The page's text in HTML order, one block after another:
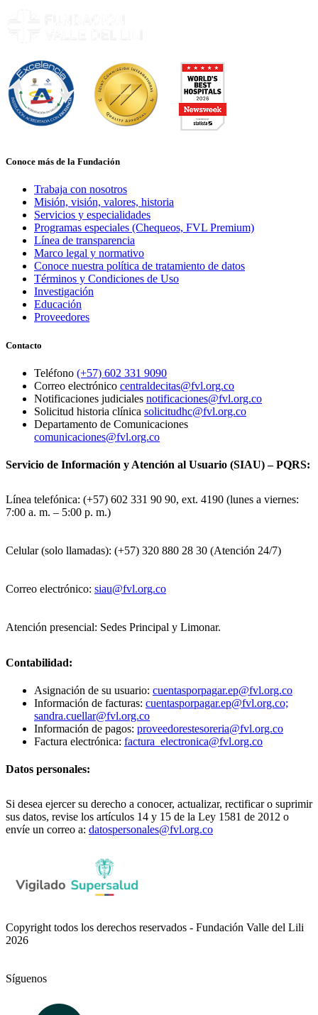
Conoce más de la Fundación
Trabaja con nosotros
Misión, visión, valores, historia
Servicios y especialidades
Programas especiales (Chequeos, FVL Premium)
Línea de transparencia
Marco legal y normativo
Conoce nuestra política de tratamiento de datos
Términos y Condiciones de Uso
Investigación
Educación
Proveedores
Contacto
Teléfono (+57) 602 331 9090
Correo electrónico centraldecitas@fvl.org.co
Notificaciones judiciales notificaciones@fvl.org.co
Solicitud historia clínica solicitudhc@fvl.org.co
Departamento de Comunicaciones
comunicaciones@fvl.org.co
Servicio de Información y Atención al Usuario (SIAU) – PQRS:
Línea telefónica: (+57) 602 331 90 90, ext. 4190 (lunes a viernes:
7:00 a. m. – 5:00 p. m.)
Celular (solo llamadas): (+57) 320 880 28 30 (Atención 24/7)
Correo electrónico: siau@fvl.org.co
Atención presencial: Sedes Principal y Limonar.
Contabilidad:
Asignación de su usuario: cuentasporpagar.ep@fvl.org.co
Información de facturas: cuentasporpagar.ep@fvl.org.co;
sandra.cuellar@fvl.org.co
Información de pagos: proveedorestesoreria@fvl.org.co
Factura electrónica: factura_electronica@fvl.org.co
Datos personales:
Si desea ejercer su derecho a conocer, actualizar, rectificar o suprimir
sus datos, revise los artículos 14 y 15 de la Ley 1581 de 2012 o
envíe un correo a: datospersonales@fvl.org.co
Copyright todos los derechos reservados - Fundación Valle del Lili
2026
Síguenos